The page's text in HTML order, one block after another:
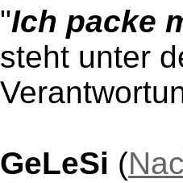
"Ich packe
steht unter
GeLeSi (